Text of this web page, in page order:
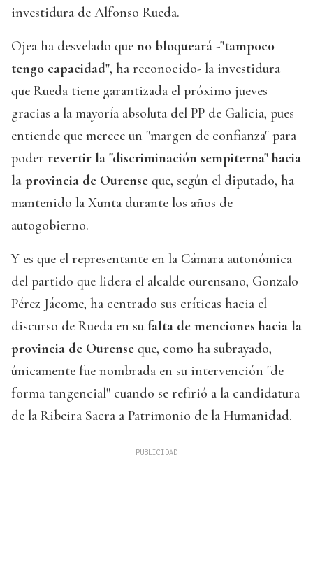
investidura de Alfonso Rueda.
Ojea ha desvelado que no bloqueará -"tampoco
tengo capacidad", ha reconocido- la investidura
que Rueda tiene garantizada el próximo jueves
gracias a la mayoría absoluta del PP de Galicia, pues
entiende que merece un "margen de confianza" para
poder revertir la "discriminación sempiterna" hacia
la provincia de Ourense que, según el diputado, ha
mantenido la Xunta durante los años de
autogobierno.
Y es que el representante en la Cámara autonómica
del partido que lidera el alcalde ourensano, Gonzalo
Pérez Jácome, ha centrado sus críticas hacia el
discurso de Rueda en su falta de menciones hacia la
provincia de Ourense que, como ha subrayado,
únicamente fue nombrada en su intervención "de
forma tangencial" cuando se refirió a la candidatura
de la Ribeira Sacra a Patrimonio de la Humanidad.